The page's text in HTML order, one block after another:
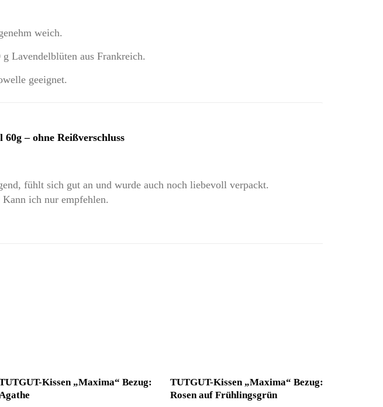
weich.
Lavendelblüten aus Frankreich.
geeignet.
– ohne Reißverschluss
fühlt sich gut an und wurde auch noch liebevoll verpackt.
ich nur empfehlen.
Kissen „Maxima“ Bezug:
Agathe
TUTGUT-Kissen „Maxima“ Bezug:
Rosen auf Frühlingsgrün